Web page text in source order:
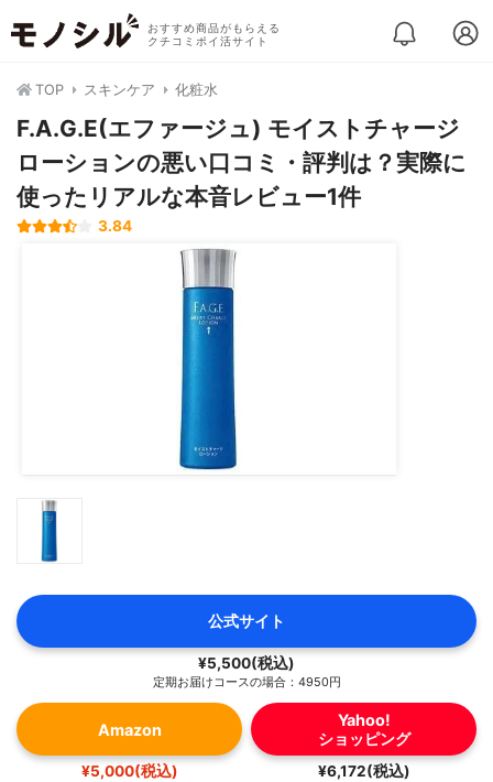
おすすめ商品がもらえる
クチコミポイ活サイト
TOP スキンケア 化粧水
F.A.G.E(エファージュ) モイストチャージ
ローションの悪い口コミ・評判は？実際に
使ったリアルな本音レビュー1件
3.84
公式サイト
¥5,500(税込)
定期お届けコースの場合：4950円
Amazon
¥5,000(税込)
Yahoo!
ショッピング
¥6,172(税込)